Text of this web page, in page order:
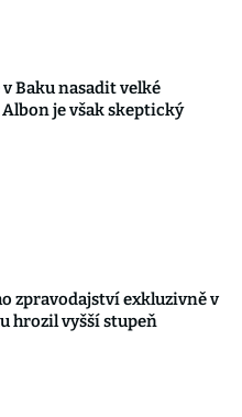
Baku nasadit velké
je však skeptický
zpravodajství exkluzivně v
hrozil vyšší stupeň